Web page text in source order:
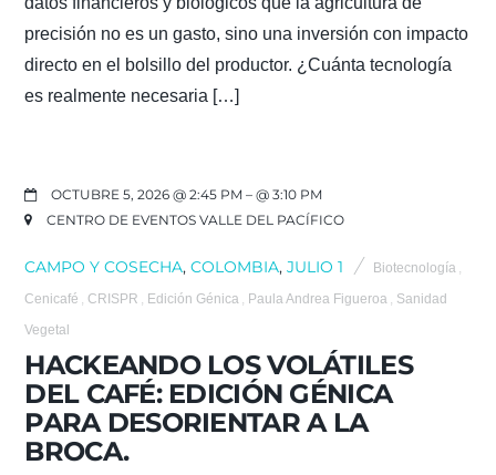
precisión no es un gasto, sino una inversión con impacto
directo en el bolsillo del productor. ¿Cuánta tecnología
es realmente necesaria […]
OCTUBRE 5, 2026 @ 2:45 PM– @ 3:10 PM
CENTRO DE EVENTOS VALLE DEL PACÍFICO
CAMPO Y COSECHA,COLOMBIA,JULIO 1 Biotecnología
Cenicafé ,CRISPR Edición Génica Paula Andrea Figueroa Sanidad
Vegetal
HACKEANDO LOS VOLÁTILES
DEL CAFÉ: EDICIÓN GÉNICA
PARA DESORIENTAR A LA
BROCA.